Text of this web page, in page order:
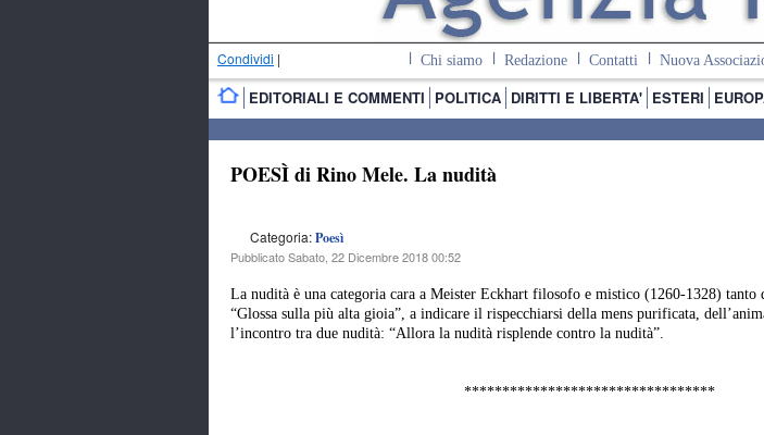
Condividi | Chi siamo Redazione Contatti Nuova
EDITORIALI E COMMENTI POLITICA DIRITTI E LIBERTA' ESTERI
POESÌ di Rino Mele. La nudità
Categoria:Poesì
Pubblicato Sabato, 22 Dicembre 2018 00:52
La nudità è una categoria cara a Meister Eckhart filosofo e mistico (1260-1328) tanto
“Glossa sulla più alta gioia”, a indicare il rispecchiarsi della mens purificata,
l’incontro tra due nudità: “Allora la nudità risplende contro la nudità”.
*********************************